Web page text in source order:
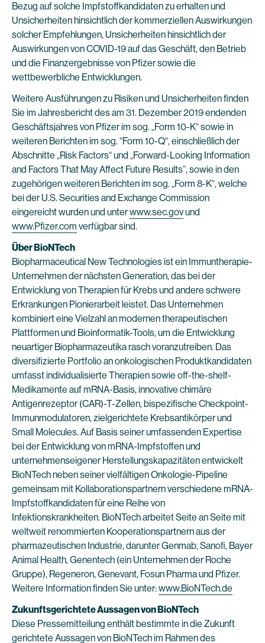
Bezug auf solche Impfstoffkandidaten zu erhalten und
Unsicherheiten hinsichtlich der kommerziellen Auswirkungen
solcher Empfehlungen, Unsicherheiten hinsichtlich der
Auswirkungen von COVID-19 auf das Geschäft, den Betrieb
und die Finanzergebnisse von Pfizer sowie die
wettbewerbliche Entwicklungen.
Weitere Ausführungen zu Risiken und Unsicherheiten finden
Sie im Jahresbericht des am 31. Dezember 2019 endenden
Geschäftsjahres von Pfizer im sog. „Form 10-K“ sowie in
weiteren Berichten im sog. “Form 10-Q“, einschließlich der
Abschnitte „Risk Factors“ und „Forward-Looking Information
and Factors That May Affect Future Results”, sowie in den
zugehörigen weiteren Berichten im sog. „Form 8-K“, welche
bei der U.S. Securities and Exchange Commission
eingereicht wurden und unterwww.sec.govund
www.Pfizer.com verfügbar sind.
Über BioNTech
Biopharmaceutical New Technologies ist ein Immuntherapie-
Unternehmen der nächsten Generation, das bei der
Entwicklung von Therapien für Krebs und andere schwere
Erkrankungen Pionierarbeit leistet. Das Unternehmen
kombiniert eine Vielzahl an modernen therapeutischen
Plattformen und Bioinformatik-Tools, um die Entwicklung
neuartiger Biopharmazeutika rasch voranzutreiben. Das
diversifizierte Portfolio an onkologischen Produktkandidaten
umfasst individualisierte Therapien sowie off-the-shelf-
Medikamente auf mRNA-Basis, innovative chimäre
Antigenrezeptor (CAR)-T-Zellen, bispezifische Checkpoint-
Immunmodulatoren, zielgerichtete Krebsantikörper und
Small Molecules. Auf Basis seiner umfassenden Expertise
bei der Entwicklung von mRNA-Impfstoffen und
unternehmenseigener Herstellungskapazitäten entwickelt
BioNTech neben seiner vielfältigen Onkologie-Pipeline
gemeinsam mit Kollaborationspartnern verschiedene mRNA-
Impfstoffkandidaten für eine Reihe von
Infektionskrankheiten. BioNTech arbeitet Seite an Seite mit
weltweit renommierten Kooperationspartnern aus der
pharmazeutischen Industrie, darunter Genmab, Sanofi, Bayer
Animal Health, Genentech (ein Unternehmen der Roche
Gruppe), Regeneron, Genevant, Fosun Pharma und Pfizer.
Weitere Information finden Sie unter:www.BioNTech.de
Zukunftsgerichtete Aussagen von BioNTech
Diese Pressemitteilung enthält bestimmte in die Zukunft
gerichtete Aussagen von BioNTech im Rahmen des